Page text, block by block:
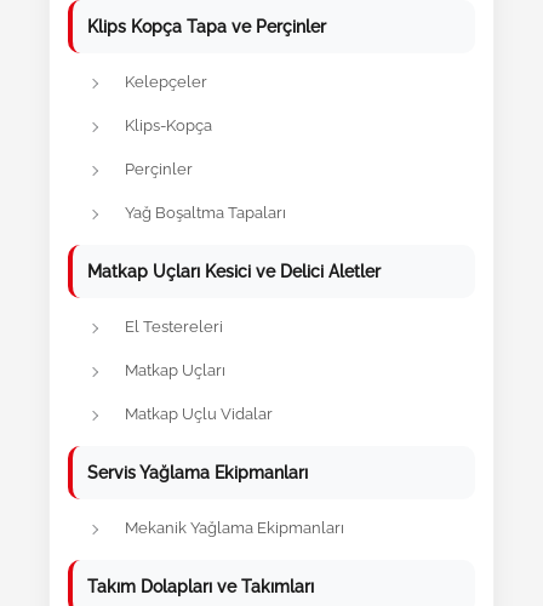
Klips Kopça Tapa ve Perçinler
Kelepçeler
Klips-Kopça
Perçinler
Yağ Boşaltma Tapaları
Matkap Uçları Kesici ve Delici Aletler
El Testereleri
Matkap Uçları
Matkap Uçlu Vidalar
Servis Yağlama Ekipmanları
Mekanik Yağlama Ekipmanları
Takım Dolapları ve Takımları